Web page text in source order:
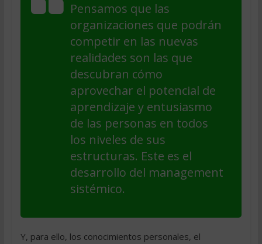
Pensamos que las
organizaciones que podrán
competir en las nuevas
realidades son las que
descubran cómo
aprovechar el potencial de
aprendizaje y entusiasmo
de las personas en todos
los niveles de sus
estructuras. Este es el
desarrollo del management
sistémico.
Y, para ello, los conocimientos personales, el